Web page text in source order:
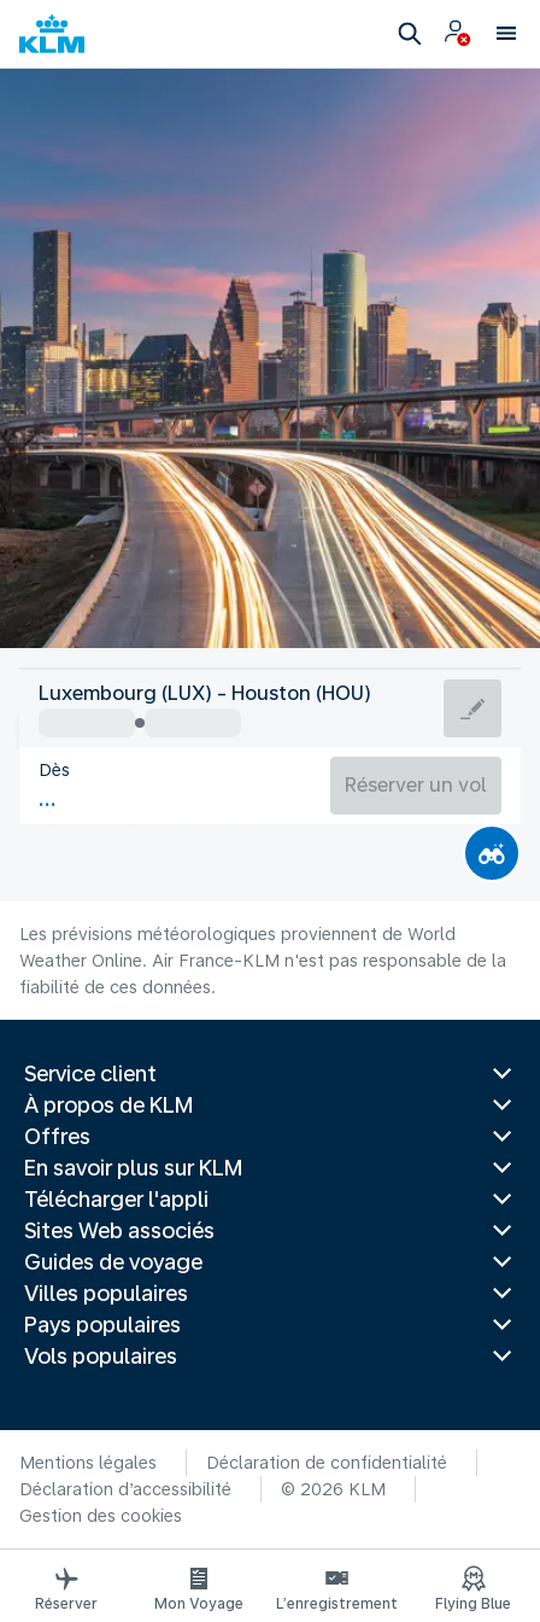
Etats Unis
Houston
Etats Unis
Durée du vol
Luxembourg (LUX) - Houston (HOU)
Dès
Réserver un vol
Les prévisions météorologiques proviennent de World
Weather Online. Air France-KLM n'est pas responsable de la
fiabilité de ces données.
Service client
À propos de KLM
Offres
En savoir plus sur KLM
Télécharger l'appli
Sites Web associés
Guides de voyage
Villes populaires
Pays populaires
Vols populaires
Mentions légales
Déclaration de confidentialité
Déclaration d’accessibilité
© 2026 KLM
Gestion des cookies
Réserver Mon Voyage L’enregistrement Flying Blue